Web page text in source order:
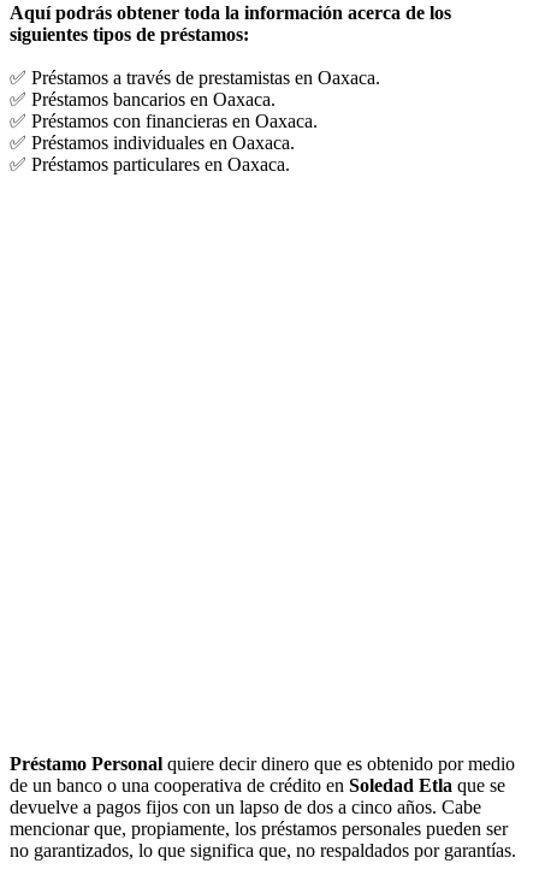
Aquí podrás obtener toda la información acerca de los
siguientes tipos de préstamos:
✅ Préstamos a través de prestamistas en Oaxaca.
✅ Préstamos bancarios en Oaxaca.
✅ Préstamos con financieras en Oaxaca.
✅ Préstamos individuales en Oaxaca.
✅ Préstamos particulares en Oaxaca.
Préstamo Personal quiere decir dinero que es obtenido por medio
de un banco o una cooperativa de crédito en Soledad Etla que se
devuelve a pagos fijos con un lapso de dos a cinco años. Cabe
mencionar que, propiamente, los préstamos personales pueden ser
no garantizados, lo que significa que, no respaldados por garantías.